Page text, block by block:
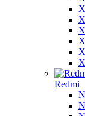
Redmi